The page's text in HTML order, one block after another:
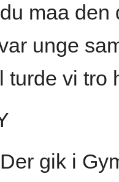
maa den
unge
turde vi tro
gik i